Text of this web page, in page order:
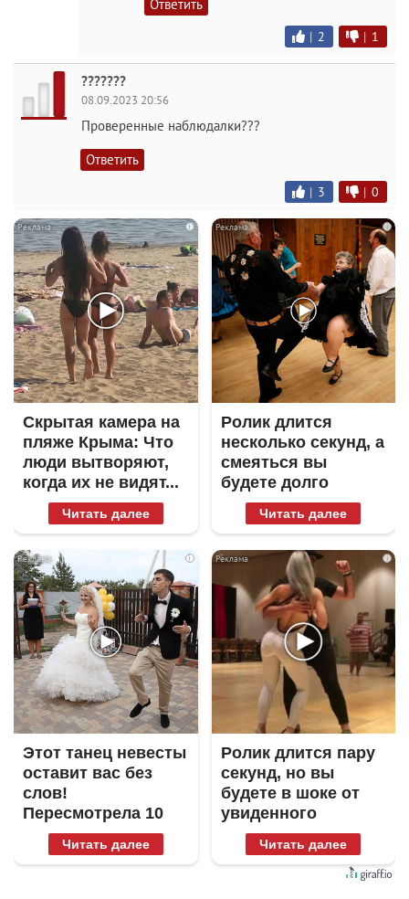
Ответить
| 2 | 1
???????
08.09.2023 20:56
Проверенные наблюдалки???
Ответить
| 3 | 0
i
Скрытая камера на
пляже Крыма: Что
люди вытворяют,
когда их не видят...
Читать далее
i
Ролик длится
несколько секунд, а
смеяться вы
будете долго
Читать далее
i
Этот танец невесты
оставит вас без
слов!
Пересмотрела 10
раз
Читать далее
i
Ролик длится пару
секунд, но вы
будете в шоке от
увиденного
Читать далее